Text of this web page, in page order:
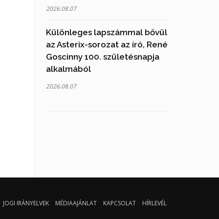
2026.08.07
Különleges lapszámmal bővül
az Asterix-sorozat az író, René
Goscinny 100. születésnapja
alkalmából
2026.08.07
JOGI IRÁNYELVEK MÉDIAAJÁNLAT KAPCSOLAT HÍRLEVÉL